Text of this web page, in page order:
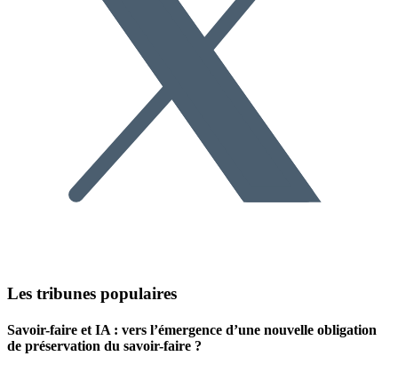
Les tribunes populaires
Savoir-faire et IA : vers l’émergence d’une nouvelle obligation
de préservation du savoir-faire ?